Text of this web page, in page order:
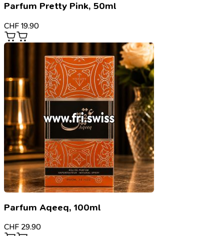
Parfum Pretty Pink, 50ml
CHF 19.90
Parfum Aqeeq, 100ml
CHF 29.90